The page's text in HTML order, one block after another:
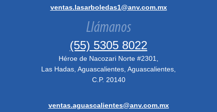
ventas.lasarboledas1@anv.com.mx
Llámanos
(55) 5305 8022
Héroe de Nacozari Norte #2301,
Las Hadas, Aguascalientes, Aguascalientes,
C.P. 20140
ventas.aguascalientes@anv.com.mx